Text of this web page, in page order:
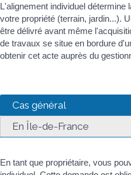
L'alignement individuel détermine
votre propriété (terrain, jardin...).
être délivré avant même
de travaux se situe en bordure
obtenir cet acte auprès du
Cas général
En Île-de-France
En tant que propriétaire, vous